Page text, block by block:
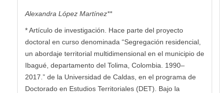
Alexandra López Martínez**
* Artículo de investigación. Hace parte del proyecto
doctoral en curso denominada “Segregación residencial,
un abordaje territorial multidimensional en el municipio de
Ibagué, departamento del Tolima, Colombia. 1990–
2017.” de la Universidad de Caldas, en el programa de
Doctorado en Estudios Territoriales (DET). Bajo la